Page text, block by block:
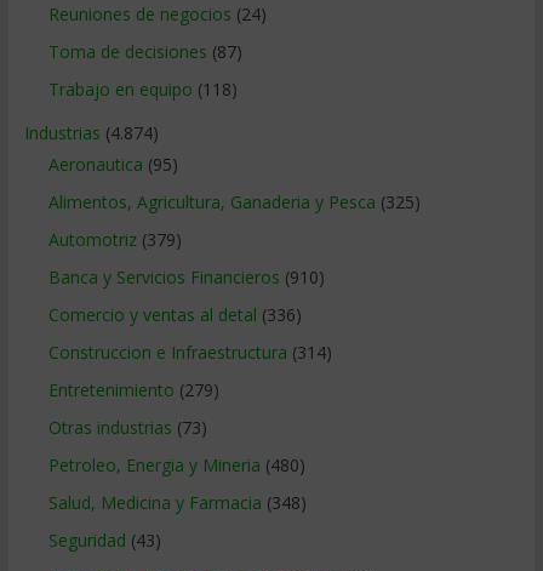
Reuniones de negocios (24)
Toma de decisiones (87)
Trabajo en equipo (118)
Industrias (4.874)
Aeronautica (95)
Alimentos, Agricultura, Ganaderia y Pesca (325)
Automotriz(379)
Banca y Servicios Financieros (910)
Comercio y ventas al detal (336)
Construccion e Infraestructura (314)
Entretenimiento (279)
Otras industrias (73)
Petroleo, Energia y Mineria (480)
Salud, Medicina y Farmacia (348)
Seguridad (43)